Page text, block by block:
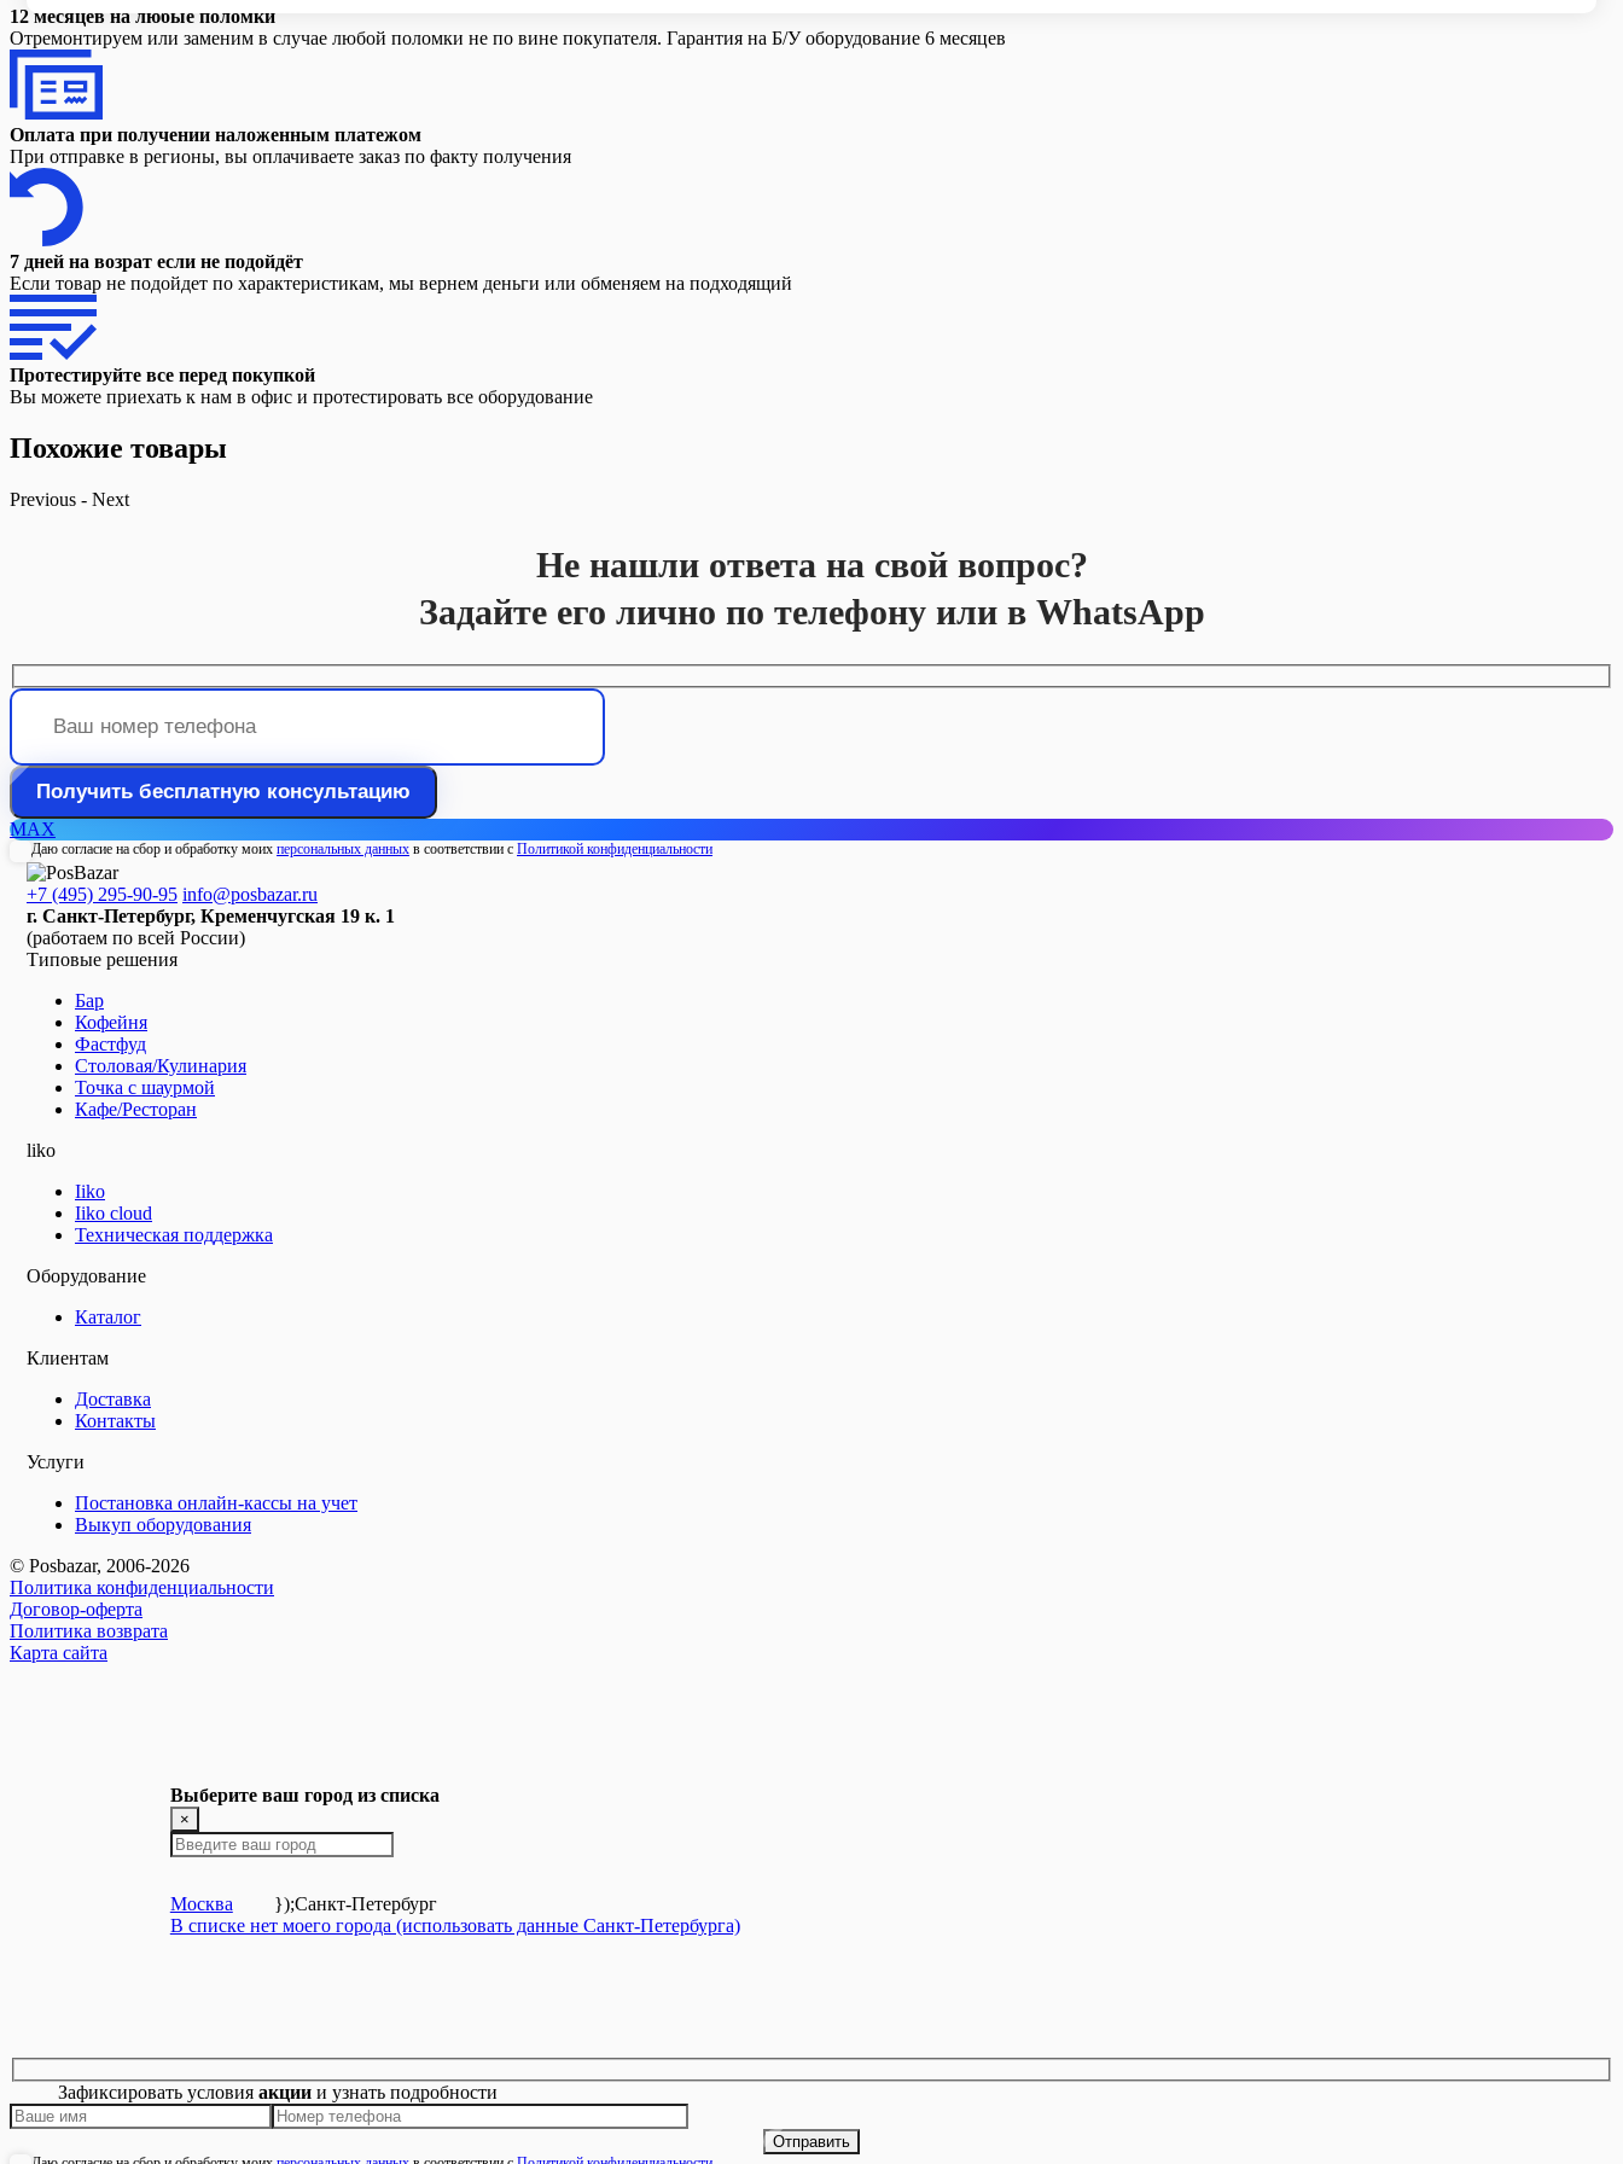
12 месяцев на любые поломки
Отремонтируем или заменим в случае любой поломки не по вине покупателя. Гарантия на Б/У оборудование 6 месяцев
Оплата при получении наложенным платежом
При отправке в регионы, вы оплачиваете заказ по факту получения
7 дней на возрат если не подойдёт
Если товар не подойдет по характеристикам, мы вернем деньги или обменяем на подходящий
Протестируйте все перед покупкой
Вы можете приехать к нам в офис и протестировать все оборудование
Похожие товары
Previous - Next
Не нашли ответа на свой вопрос?
Задайте его лично по телефону или в WhatsApp
MAX
Даю согласие на сбор и обработку моих персональных данных в соответствии с Политикой конфиденциальности
+7 (495) 295-90-95 info@posbazar.ru
г. Санкт-Петербург, Кременчугская 19 к. 1
(работаем по всей России)
Типовые решения
Бар
Кофейня
Фастфуд
Столовая/Кулинария
Точка с шаурмой
Кафе/Ресторан
liko
Iiko
Iiko cloud
Техническая поддержка
Оборудование
Каталог
Клиентам
Доставка
Контакты
Услуги
Постановка онлайн-кассы на учет
Выкуп оборудования
© Posbazar, 2006-2026
Политика конфиденциальности
Договор-оферта
Политика возврата
Карта сайта
Выберите ваш город из списка
×
Москва });Санкт-Петербург
В списке нет моего города (использовать данные Санкт-Петербурга)
Зафиксировать условия акции и узнать подробности